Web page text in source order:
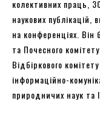
колективних праць,
наукових публікацій,
на конференціях. Він
та Почесного
Відбіркового
інформаційно-
природничих наук та